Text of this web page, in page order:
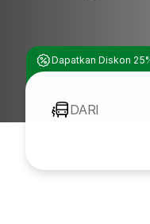
Dapatkan Diskon
DARI